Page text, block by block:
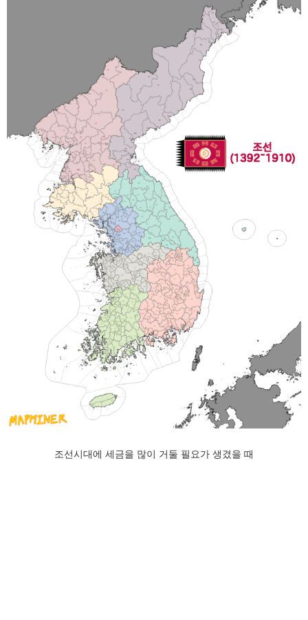
조선시대에 세금을 많이 거둘 필요가 생겼을 때